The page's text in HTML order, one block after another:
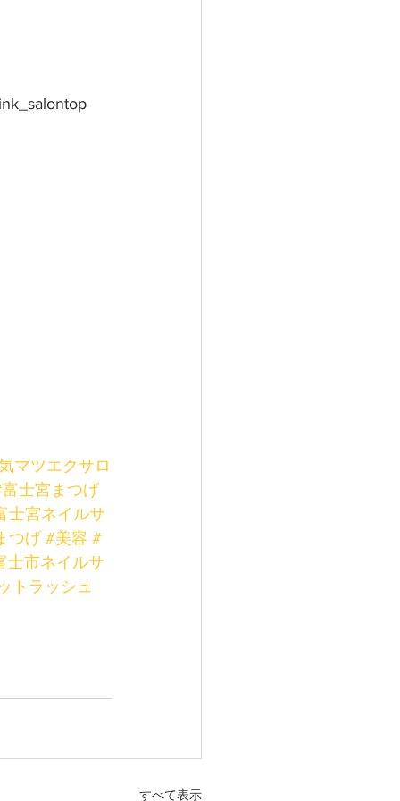
マツエクサロ
士宮まつげ
士宮ネイルサ
つげ #美容 #
士市ネイルサ
トラッシュ
すべて表示